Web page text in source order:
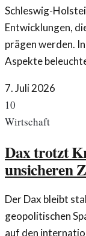
Schleswig-
Entwicklungen,
prägen werden.
Aspekte
7. Juli 2026
10
Wirtschaft
Dax trotzt
unsicheren
Der Dax bleibt
geopolitischen
auf den